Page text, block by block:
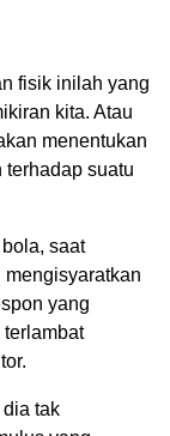
fisik inilah yang
kita. Atau
menentukan
terhadap suatu
saat
yang
tak